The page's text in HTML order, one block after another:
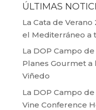
ÚLTIMAS
La Cata de
el Mediterráneo a
La DOP Campo
Planes Gourmet a
Viñedo
La DOP Campo
Vine Conference